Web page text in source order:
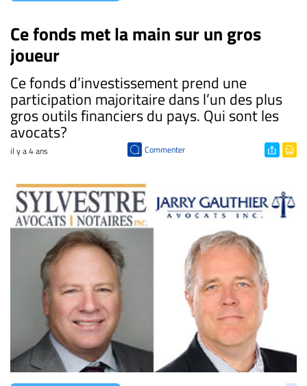
Ce fonds met la main sur un gros
joueur
Ce fonds d’investissement prend une
participation majoritaire dans l’un des plus
gros outils financiers du pays. Qui sont les
avocats?
il y a 4 ans Commenter